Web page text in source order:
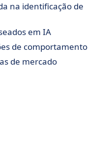
na identificação de
em IA
de comportamento
de mercado